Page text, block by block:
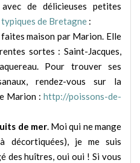
de délicieuses petites
de Bretagne :
faites maison par Marion. Elle
sortes : Saint-Jacques,
Pour trouver ses
rendez-vous sur la
Marion : http://poissons-de-
de mer. Moi qui ne mange
décortiquées), je me suis
des huîtres, oui oui ! Si vous